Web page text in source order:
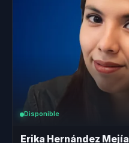
Disponible
Erika Hernández Mejía